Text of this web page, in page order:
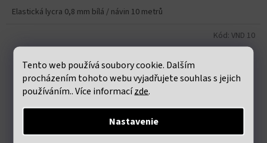
Tento web používá soubory cookie. Dalším
procházením tohoto webu vyjadřujete souhlas s jejich
používáním.. Více informacízde.
Nastavenie
Elastická lycra 0,8 mm bílá / návin 10 metrů
Kód: VND 10